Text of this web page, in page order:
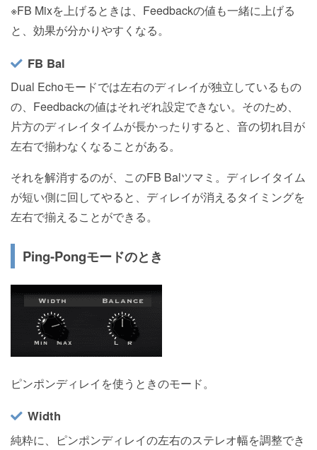
※FB Mixを上げるときは、Feedbackの値も一緒に上げる
と、効果が分かりやすくなる。
FB Bal
Dual Echoモードでは左右のディレイが独立しているもの
の、Feedbackの値はそれぞれ設定できない。そのため、
片方のディレイタイムが長かったりすると、音の切れ目が
左右で揃わなくなることがある。
それを解消するのが、このFB Balツマミ。ディレイタイム
が短い側に回してやると、ディレイが消えるタイミングを
左右で揃えることができる。
Ping-Pongモードのとき
ピンポンディレイを使うときのモード。
Width
純粋に、ピンポンディレイの左右のステレオ幅を調整でき